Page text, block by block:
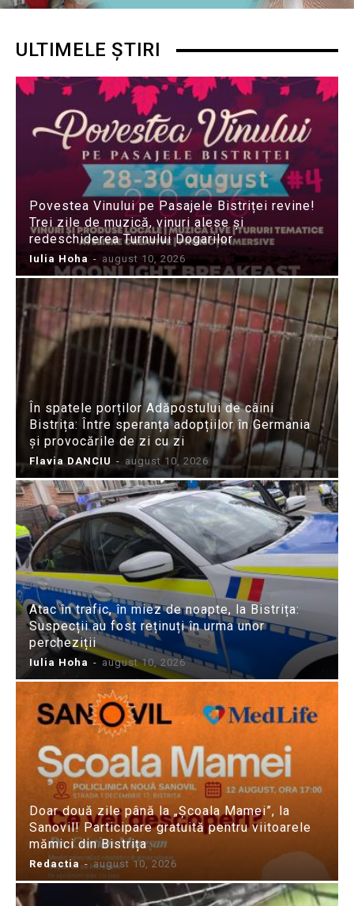
ULTIMELE ȘTIRI
Povestea Vinului pe Pasajele Bistriței revine!
Trei zile de muzică, vinuri alese și
redeschiderea Turnului Dogarilor
Iulia Hoha - august 10, 2026
În spatele porților Adăpostului de câini
Bistrița: Între speranța adopțiilor în Germania
și provocările de zi cu zi
Flavia DANCIU - august 10, 2026
Atac în trafic, în miez de noapte, la Bistrița:
Suspecții au fost reținuți în urma unor
percheziții
Iulia Hoha - august 10, 2026
Doar două zile până la „Școala Mamei”, la
Sanovil! Participare gratuită pentru viitoarele
mămici din Bistrița
Redactia - august 10, 2026